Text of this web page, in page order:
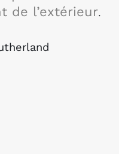
de l’extérieur.